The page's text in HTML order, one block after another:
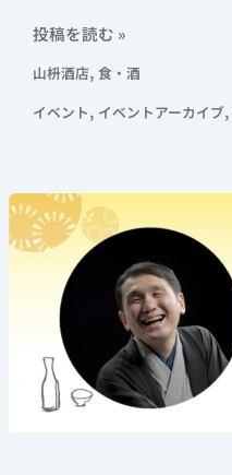
投稿を読む »
山枡酒店, 食・酒
イベント, イベントアーカイブ,
は
る
じ
語
会
《第